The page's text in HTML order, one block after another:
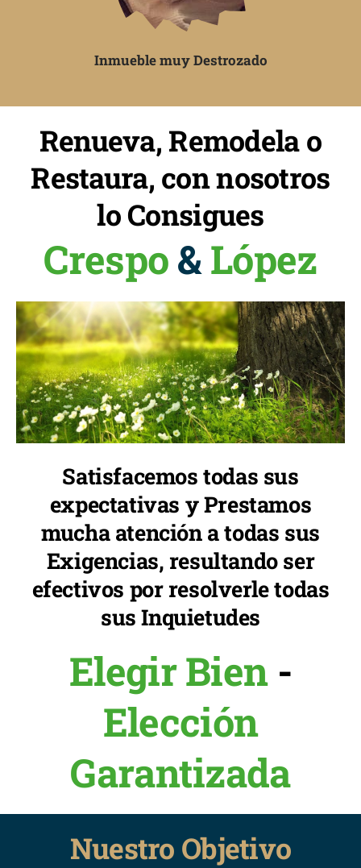
Inmueble muy Destrozado
Renueva, Remodela o
Restaura, con nosotros
lo Consigues
Crespo&López
Satisfacemos todas sus
expectativas y Prestamos
mucha atención a todas sus
Exigencias, resultando ser
efectivos por resolverle todas
sus Inquietudes
Elegir Bien -
Elección
Garantizada
Nuestro Objetivo